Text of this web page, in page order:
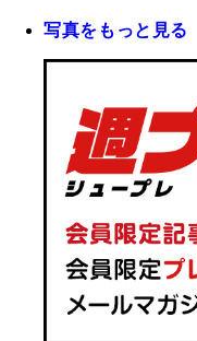
写真をもっと見る